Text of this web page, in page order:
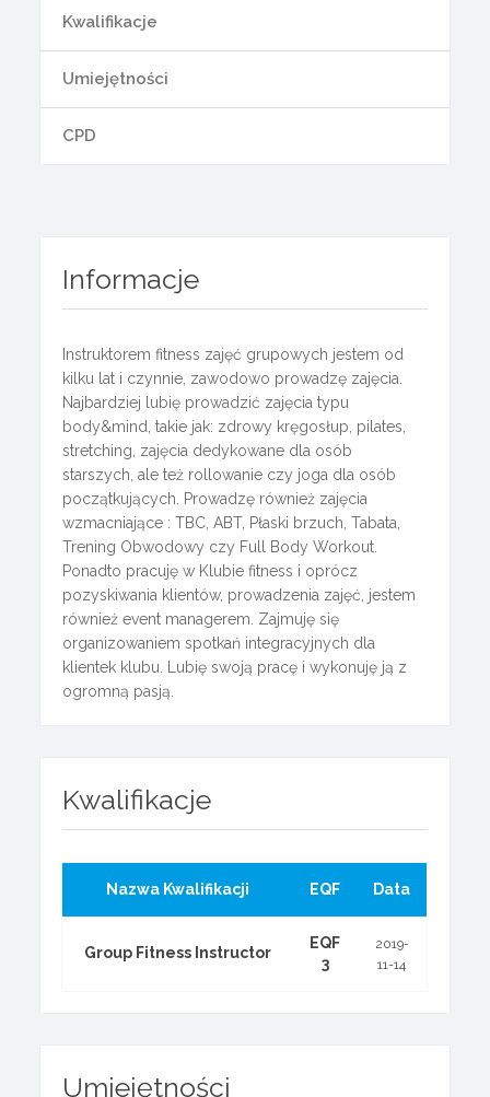
Kwalifikacje
Umiejętności
CPD
Informacje
Instruktorem fitness zajęć grupowych jestem od
kilku lat i czynnie, zawodowo prowadzę zajęcia.
Najbardziej lubię prowadzić zajęcia typu
body&mind, takie jak: zdrowy kręgosłup, pilates,
stretching, zajęcia dedykowane dla osób
starszych, ale też rollowanie czy joga dla osób
początkujących. Prowadzę również zajęcia
wzmacniające : TBC, ABT, Płaski brzuch, Tabata,
Trening Obwodowy czy Full Body Workout.
Ponadto pracuję w Klubie fitness i oprócz
pozyskiwania klientów, prowadzenia zajęć, jestem
również event managerem. Zajmuję się
organizowaniem spotkań integracyjnych dla
klientek klubu. Lubię swoją pracę i wykonuję ją z
ogromną pasją.
Kwalifikacje
Nazwa Kwalifikacji EQF Data
Group Fitness Instructor
EQF
3
2019-
11-14
Umiejętności